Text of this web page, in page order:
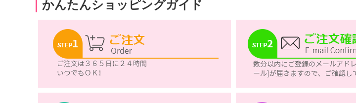
かんたんショッピングガイド